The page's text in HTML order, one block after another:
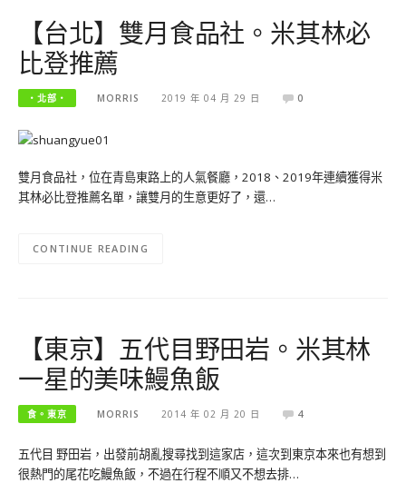
【台北】雙月食品社。米其林必
比登推薦
‧北部‧ MORRIS 2019 年 04 月 29 日 0
雙月食品社，位在青島東路上的人氣餐廳，2018、2019年連續獲得米
其林必比登推薦名單，讓雙月的生意更好了，還…
CONTINUE READING
【東京】五代目野田岩。米其林
一星的美味鰻魚飯
食。東京 MORRIS 2014 年 02 月 20 日 4
五代目 野田岩，出發前胡亂搜尋找到這家店，這次到東京本來也有想到
很熱門的尾花吃鰻魚飯，不過在行程不順又不想去排…